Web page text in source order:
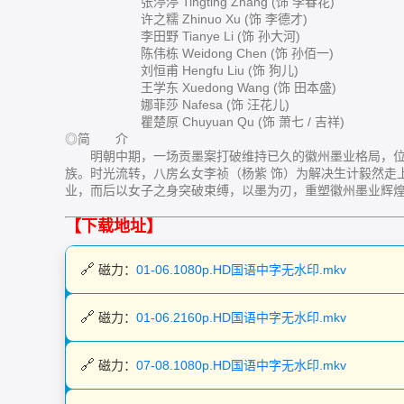
许之糯 Zhinuo Xu (饰 李德才)
李田野 Tianye Li (饰 孙大河)
陈伟栋 Weidong Chen (饰 孙佰一)
刘恒甫 Hengfu Liu (饰 狗儿)
王学东 Xuedong Wang (饰 田本盛)
娜菲莎 Nafesa (饰 汪花儿)
瞿楚原 Chuyuan Qu (饰 萧七 / 吉祥)
◎简 介
明朝中期，一场贡墨案打破维持已久的徽州墨业格局，
族。时光流转，八房幺女李祯（杨紫 饰）为解决生计毅然
业，而后以女子之身突破束缚，以墨为刃，重塑徽州墨业辉
【下载地址】
磁力： 01-06.1080p.HD国语中字无水印.mkv
磁力： 01-06.2160p.HD国语中字无水印.mkv
磁力： 07-08.1080p.HD国语中字无水印.mkv